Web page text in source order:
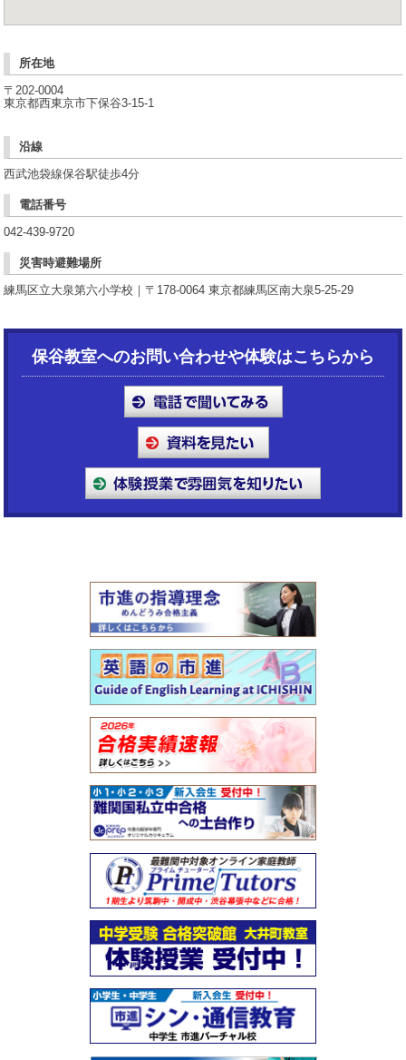
所在地
〒202-0004
東京都西東京市下保谷3-15-1
沿線
西武池袋線保谷駅徒歩4分
電話番号
042-439-9720
災害時避難場所
練馬区立大泉第六小学校｜〒178-0064 東京都練馬区南大泉5-25-29
保谷教室へのお問い合わせや体験はこちらから